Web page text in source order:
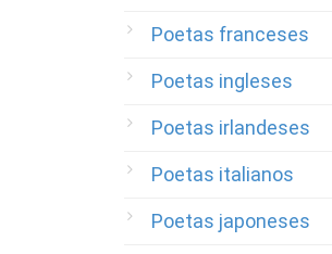
Poetas franceses
Poetas ingleses
Poetas irlandeses
Poetas italianos
Poetas japoneses